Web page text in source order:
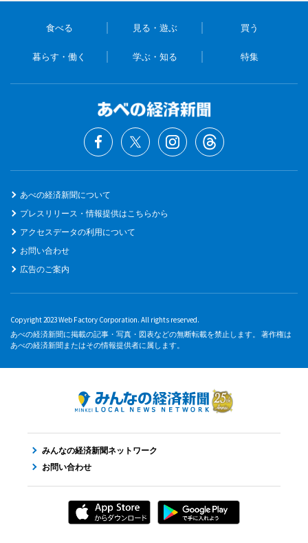
食べる 見る・遊ぶ 買う
暮らす・働く 学ぶ・知る 特集
あべの経済新聞について
プレスリリース・情報提供はこちらから
アクセスデータの利用について
お問い合わせ
広告のご案内
Copyright 2023 Web Factory Corporation. All rights reserved.
あべの経済新聞に掲載の記事・写真・図表などの無断転載を禁止します。 著作権は
あべの経済新聞またはその情報提供者に属します。
みんなの経済新聞ネットワーク
お問い合わせ